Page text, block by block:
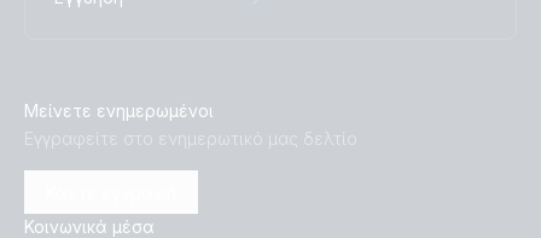
Μείνετε ενημερωμένοι
Εγγραφείτε στο ενημερωτικό μας δελτίο
Κοινωνικά μέσα